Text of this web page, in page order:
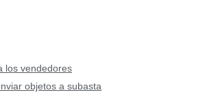
los vendedores
objetos a subasta